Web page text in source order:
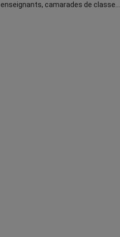
enseignants, camarades de classe…